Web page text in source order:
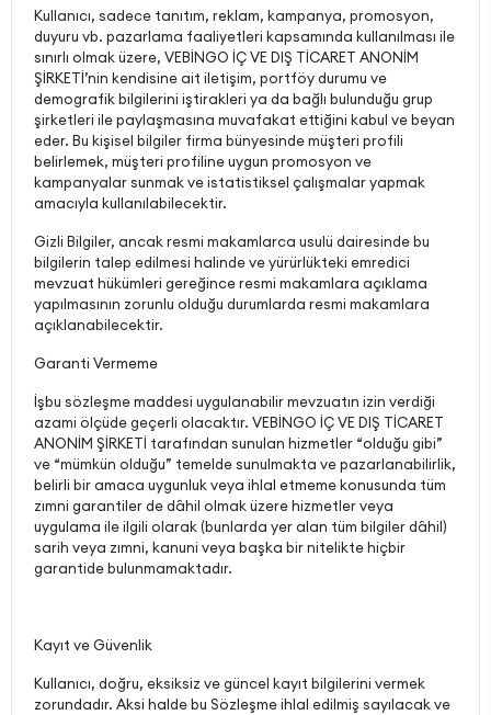
Kullanıcı, sadece tanıtım, reklam, kampanya, promosyon,
duyuru vb. pazarlama faaliyetleri kapsamında kullanılması ile
sınırlı olmak üzere, VEBİNGO İÇ VE DIŞ TİCARET ANONİM
ŞİRKETİ’nin kendisine ait iletişim, portföy durumu ve
demografik bilgilerini iştirakleri ya da bağlı bulunduğu grup
şirketleri ile paylaşmasına muvafakat ettiğini kabul ve beyan
eder. Bu kişisel bilgiler firma bünyesinde müşteri profili
belirlemek, müşteri profiline uygun promosyon ve
kampanyalar sunmak ve istatistiksel çalışmalar yapmak
amacıyla kullanılabilecektir.
Gizli Bilgiler, ancak resmi makamlarca usulü dairesinde bu
bilgilerin talep edilmesi halinde ve yürürlükteki emredici
mevzuat hükümleri gereğince resmi makamlara açıklama
yapılmasının zorunlu olduğu durumlarda resmi makamlara
açıklanabilecektir.
Garanti Vermeme
İşbu sözleşme maddesi uygulanabilir mevzuatın izin verdiği
azami ölçüde geçerli olacaktır. VEBİNGO İÇ VE DIŞ TİCARET
ANONİM ŞİRKETİ tarafından sunulan hizmetler “olduğu gibi”
ve “mümkün olduğu” temelde sunulmakta ve pazarlanabilirlik,
belirli bir amaca uygunluk veya ihlal etmeme konusunda tüm
zımni garantiler de dâhil olmak üzere hizmetler veya
uygulama ile ilgili olarak (bunlarda yer alan tüm bilgiler dâhil)
sarih veya zımni, kanuni veya başka bir nitelikte hiçbir
garantide bulunmamaktadır.
Kayıt ve Güvenlik
Kullanıcı, doğru, eksiksiz ve güncel kayıt bilgilerini vermek
zorundadır. Aksi halde bu Sözleşme ihlal edilmiş sayılacak ve